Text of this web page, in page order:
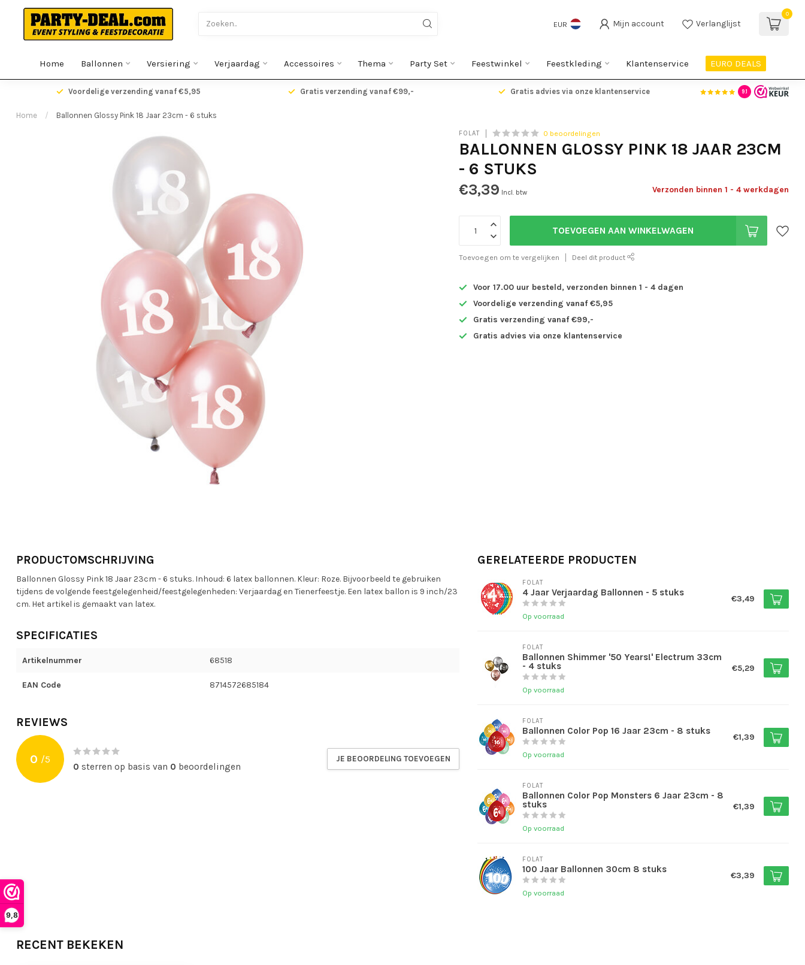
9,8
EUR Mijn account Verlanglijst
0
Home Ballonnen Versiering Verjaardag Accessoires Thema Party Set Feestwinkel Feestkleding Klantenservice EURO DEALS
Voordelige verzending vanaf €5,95 Gratis verzending vanaf €99,- Gratis advies via onze klantenservice 9.1
Home / Ballonnen Glossy Pink 18 Jaar 23cm - 6 stuks
FOLAT 0 beoordelingen
BALLONNEN GLOSSY PINK 18 JAAR 23CM
- 6 STUKS
€3,39 Incl. btw Verzonden binnen 1 - 4 werkdagen
TOEVOEGEN AAN WINKELWAGEN
Toevoegen om te vergelijken Deel dit product
Voor 17.00 uur besteld, verzonden binnen 1 - 4 dagen
Voordelige verzending vanaf €5,95
Gratis verzending vanaf €99,-
Gratis advies via onze klantenservice
PRODUCTOMSCHRIJVING
Ballonnen Glossy Pink 18 Jaar 23cm - 6 stuks. Inhoud: 6 latex ballonnen. Kleur: Roze. Bijvoorbeeld te gebruiken
tijdens de volgende feestgelegenheid/feestgelegenheden: Verjaardag en Tienerfeestje. Een latex ballon is 9 inch/23
cm. Het artikel is gemaakt van latex.
SPECIFICATIES
Artikelnummer 68518
EAN Code 8714572685184
REVIEWS
0 /5
0 sterren op basis van 0 beoordelingen
JE BEOORDELING TOEVOEGEN
GERELATEERDE PRODUCTEN
FOLAT
4 Jaar Verjaardag Ballonnen - 5 stuks
Op voorraad
€3,49
FOLAT
Ballonnen Shimmer '50 Years!' Electrum 33cm
- 4 stuks
Op voorraad
€5,29
FOLAT
Ballonnen Color Pop 16 Jaar 23cm - 8 stuks
Op voorraad
€1,39
FOLAT
Ballonnen Color Pop Monsters 6 Jaar 23cm - 8
stuks
Op voorraad
€1,39
FOLAT
100 Jaar Ballonnen 30cm 8 stuks
Op voorraad
€3,39
RECENT BEKEKEN